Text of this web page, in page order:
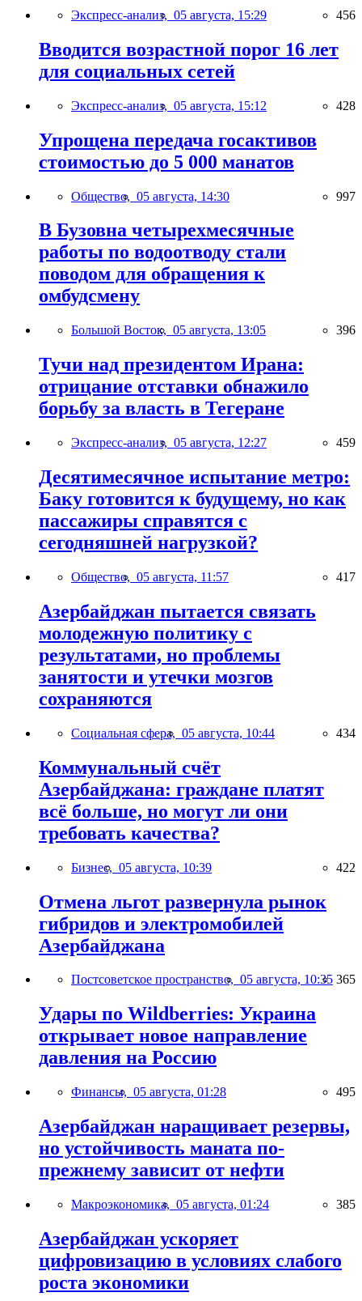
Экспресс-анализ, 05 августа, 15:29 456
Вводится возрастной порог 16 лет
для социальных сетей
Экспресс-анализ, 05 августа, 15:12 428
Упрощена передача госактивов
стоимостью до 5 000 манатов
Общество, 05 августа, 14:30 997
В Бузовна четырехмесячные
работы по водоотводу стали
поводом для обращения к
омбудсмену
Большой Восток, 05 августа, 13:05 396
Тучи над президентом Ирана:
отрицание отставки обнажило
борьбу за власть в Тегеране
Экспресс-анализ, 05 августа, 12:27 459
Десятимесячное испытание метро:
Баку готовится к будущему, но как
пассажиры справятся с
сегодняшней нагрузкой?
Общество, 05 августа, 11:57 417
Азербайджан пытается связать
молодежную политику с
результатами, но проблемы
занятости и утечки мозгов
сохраняются
Социальная сфера, 05 августа, 10:44 434
Коммунальный счёт
Азербайджана: граждане платят
всё больше, но могут ли они
требовать качества?
Бизнес, 05 августа, 10:39 422
Отмена льгот развернула рынок
гибридов и электромобилей
Азербайджана
Постсоветское пространство, 05 августа, 10:35 365
Удары по Wildberries: Украина
открывает новое направление
давления на Россию
Финансы, 05 августа, 01:28 495
Азербайджан наращивает резервы,
но устойчивость маната по-
прежнему зависит от нефти
Макроэкономика, 05 августа, 01:24 385
Азербайджан ускоряет
цифровизацию в условиях слабого
роста экономики